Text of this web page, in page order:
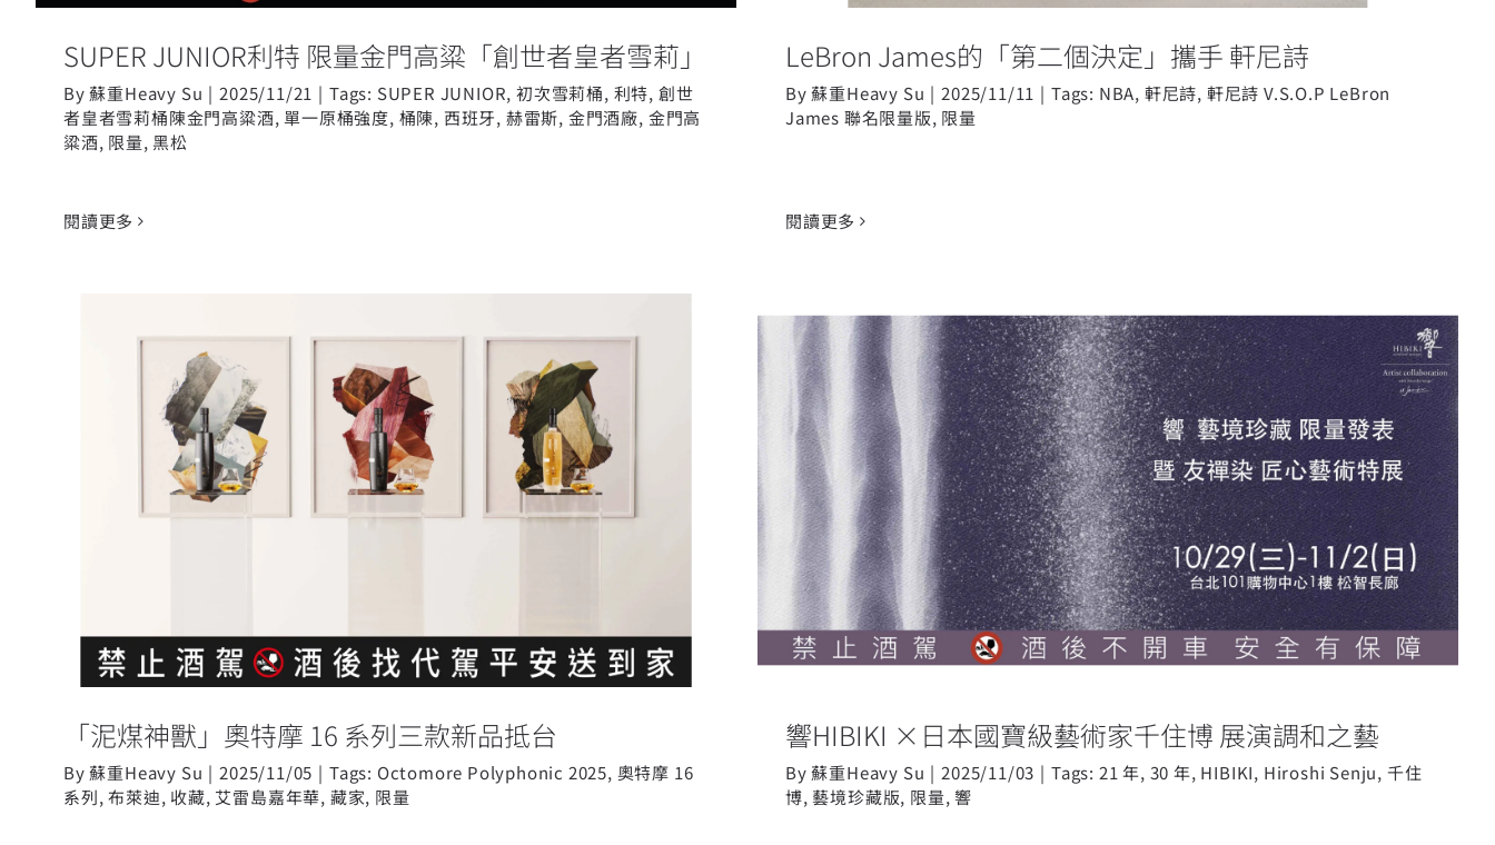
SUPER JUNIOR利特 限量金門高粱「創世者皇者雪莉」
By蘇重Heavy Su | 2025/11/21 | Tags: SUPER JUNIOR,初次雪莉桶, 利特, 創世
者皇者雪莉桶陳金門高粱酒,單一原桶強度, 桶陳, 西班牙, 赫雷斯, 金門酒廠, 金門高
粱酒, 限量, 黑松
閱讀更多
LeBron James的「第二個決定」攜手 軒尼詩
By蘇重Heavy Su | 2025/11/11 | Tags: NBA, 軒尼詩, 軒尼詩 V.S.O.P LeBron
James 聯名限量版, 限量
閱讀更多
「泥煤神獸」奧特摩 16 系列三款新品抵台
「泥煤神獸」奧特摩 16 系列三款新品抵台
By蘇重Heavy Su | 2025/11/05 | Tags: Octomore Polyphonic 2025, 奧特摩 16
系列,布萊迪, 收藏, 艾雷島嘉年華, 藏家, 限量
響HIBIKI ×日本國寶級藝術家千住博 展演調和之藝
響HIBIKI ×日本國寶級藝術家千住博 展演調和之藝
By蘇重Heavy Su | 2025/11/03 | Tags: 21 年, 30 年, HIBIKI, Hiroshi Senju, 千住
博,藝境珍藏版, 限量,響